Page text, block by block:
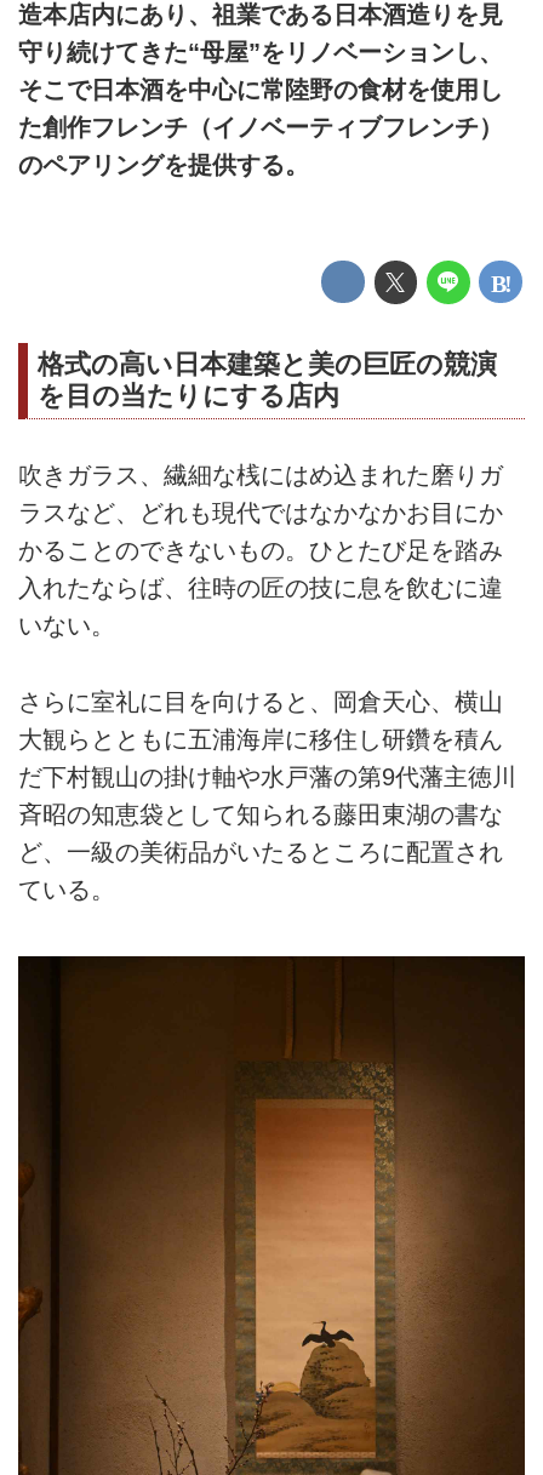
造本店内にあり、祖業である日本酒造りを見
守り続けてきた“母屋”をリノベーションし、
そこで日本酒を中心に常陸野の食材を使用し
た創作フレンチ（イノベーティブフレンチ）
のペアリングを提供する。
格式の高い日本建築と美の巨匠の競演
を目の当たりにする店内
吹きガラス、繊細な桟にはめ込まれた磨りガ
ラスなど、どれも現代ではなかなかお目にか
かることのできないもの。ひとたび足を踏み
入れたならば、往時の匠の技に息を飲むに違
いない。
さらに室礼に目を向けると、岡倉天心、横山
大観らとともに五浦海岸に移住し研鑽を積ん
だ下村観山の掛け軸や水戸藩の第9代藩主徳川
斉昭の知恵袋として知られる藤田東湖の書な
ど、一級の美術品がいたるところに配置され
ている。